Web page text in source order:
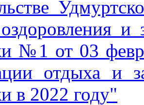
и
№1 от 03
отдыха и
в 2022 году"